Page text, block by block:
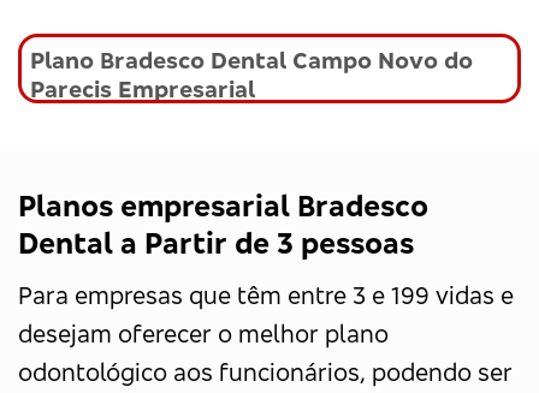
Plano Bradesco Dental Campo Novo do
Parecis Empresarial
Planos empresarial Bradesco
Dental a Partir de 3 pessoas
Para empresas que têm entre 3 e 199 vidas e
desejam oferecer o melhor plano
odontológico aos funcionários, podendo ser